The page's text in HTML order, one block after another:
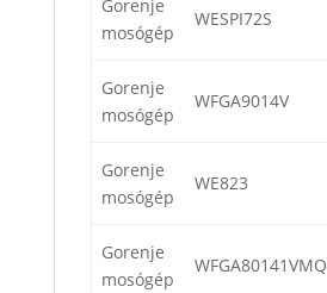
Gorenje
mosógép
WESPI72S
Gorenje
mosógép
WFGA9014V
Gorenje
mosógép
WE823
Gorenje
mosógép
WFGA80141VMQ